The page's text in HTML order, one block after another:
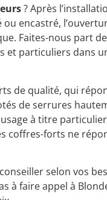
? Après
encastré,
Faites-nous part
et particuliers dans
de qualité, qui
de serrures
à titre
coffres-forts ne
selon vos
à faire appel à